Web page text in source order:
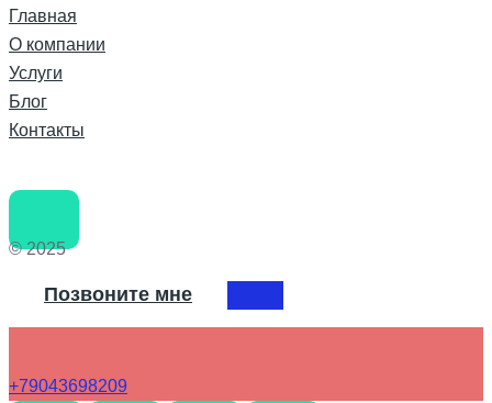
Главная
О компании
Услуги
Блог
Контакты
© 2025
Позвоните мне
+79043698209